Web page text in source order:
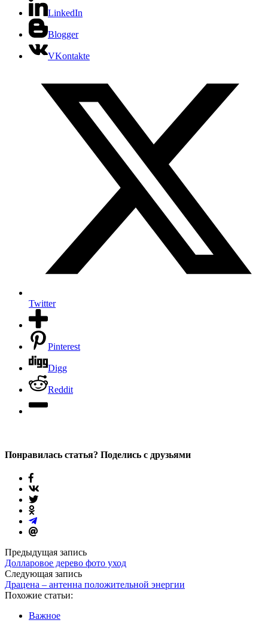
LinkedIn
Blogger
VKontakte
Twitter
Pinterest
Digg
Reddit
Понравилась статья? Поделись с друзьями
Предыдущая запись
Долларовое дерево фото уход
Следующая запись
Драцена – антенна положительной энергии
Похожие статьи:
Важное